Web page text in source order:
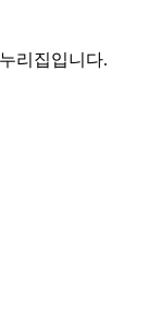
리집입니다.